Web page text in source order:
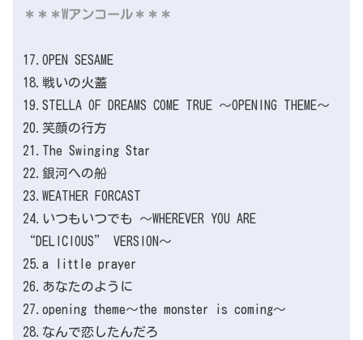
＊＊＊Wアンコール＊＊＊
17.OPEN SESAME
18.戦いの火蓋
19.STELLA OF DREAMS COME TRUE ～OPENING THEME～
20.笑顔の行方
21.The Swinging Star
22.銀河への船
23.WEATHER FORCAST
24.いつもいつでも ～WHEREVER YOU ARE
“DELICIOUS” VERSION～
25.a little prayer
26.あなたのように
27.opening theme～the monster is coming～
28.なんで恋したんだろ